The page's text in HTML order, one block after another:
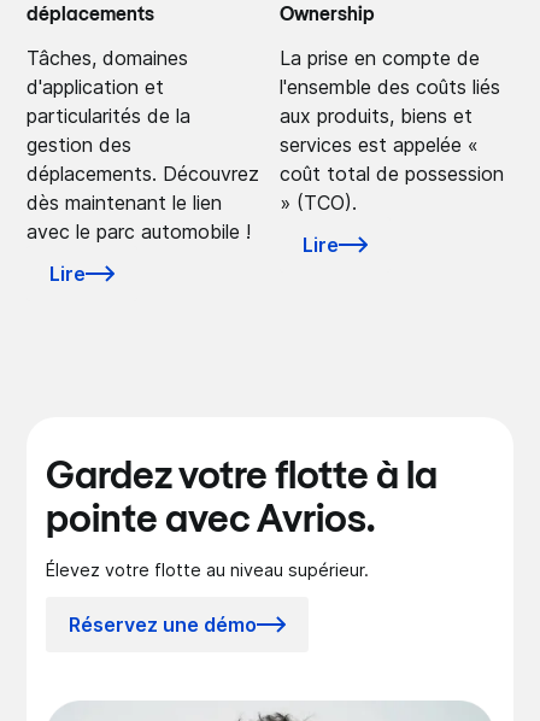
déplacements
Tâches, domaines
d'application et
particularités de la
gestion des
déplacements. Découvrez
dès maintenant le lien
avec le parc automobile !
Lire
Ownership
La prise en compte de
l'ensemble des coûts liés
aux produits, biens et
services est appelée «
coût total de possession
» (TCO).
Lire
Gardez votre flotte à la
pointe avec Avrios.
Élevez votre flotte au niveau supérieur.
Réservez une démo